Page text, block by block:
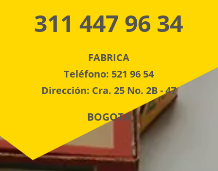
311 447 96 34
FABRICA
Teléfono: 521 96 54
Dirección: Cra. 25 No. 2B - 47
BOGOTA